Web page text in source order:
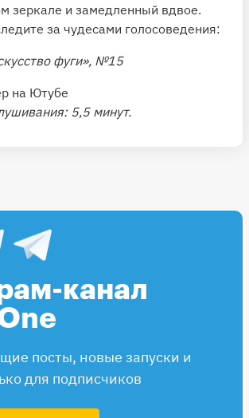
зеркале и замедленный вдвое.
за чудесами голосоведения:
фуги», №15
на Ютубе
5,5 минут.
канал
посты, новые запуски и
для подписчиков